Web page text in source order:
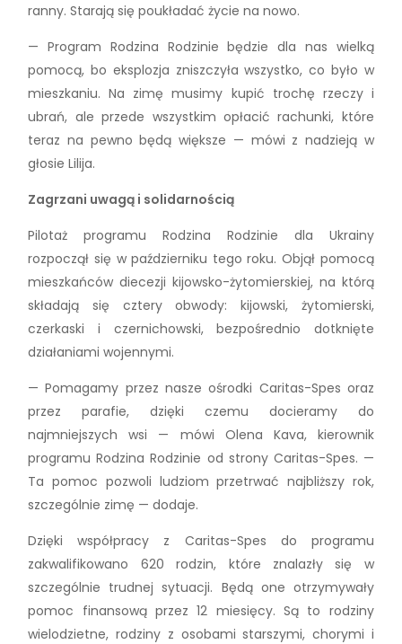
ranny. Starają się poukładać życie na nowo.
— Program Rodzina Rodzinie będzie dla nas wielką
pomocą, bo eksplozja zniszczyła wszystko, co było w
mieszkaniu. Na zimę musimy kupić trochę rzeczy i
ubrań, ale przede wszystkim opłacić rachunki, które
teraz na pewno będą większe — mówi z nadzieją w
głosie Lilija.
Zagrzani uwagą i solidarnością
Pilotaż programu Rodzina Rodzinie dla Ukrainy
rozpoczął się w październiku tego roku. Objął pomocą
mieszkańców diecezji kijowsko-żytomierskiej, na którą
składają się cztery obwody: kijowski, żytomierski,
czerkaski i czernichowski, bezpośrednio dotknięte
działaniami wojennymi.
— Pomagamy przez nasze ośrodki Caritas-Spes oraz
przez parafie, dzięki czemu docieramy do
najmniejszych wsi — mówi Olena Kava, kierownik
programu Rodzina Rodzinie od strony Caritas-Spes. —
Ta pomoc pozwoli ludziom przetrwać najbliższy rok,
szczególnie zimę — dodaje.
Dzięki współpracy z Caritas-Spes do programu
zakwalifikowano 620 rodzin, które znalazły się w
szczególnie trudnej sytuacji. Będą one otrzymywały
pomoc finansową przez 12 miesięcy. Są to rodziny
wielodzietne, rodziny z osobami starszymi, chorymi i